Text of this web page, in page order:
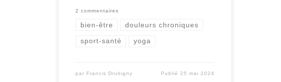
2 commentaires
bien-être douleurs chroniques
sport-santé yoga
par Francis Drubigny Publié25 mai 2024